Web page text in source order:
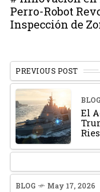
Perro-Robot
Inspección de
PREVIOUS POST
BLOG
El
BLOG May 17, 2026